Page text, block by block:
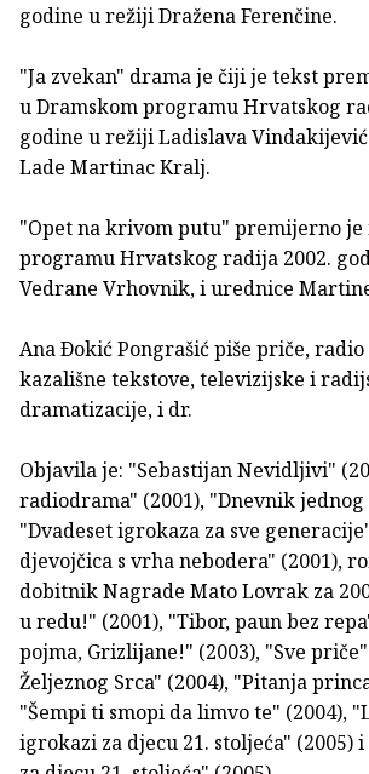
godine u režiji Dražena Ferenčine.
"Ja zvekan" drama je čiji je tekst
u Dramskom programu Hrvatskog
godine u režiji Ladislava
Lade Martinac Kralj.
"Opet na krivom putu" premijerno je
programu Hrvatskog radija 2002.
Vedrane Vrhovnik, i urednice
Ana Ðokić Pongrašić piše priče,
kazališne tekstove, televizijske i
dramatizacije, i dr.
Objavila je: "Sebastijan Nevidljivi"
radiodrama" (2001), "Dnevnik jednog
"Dvadeset igrokaza za sve
djevojčica s vrha nebodera" (2001),
dobitnik Nagrade Mato Lovrak za
u redu!" (2001), "Tibor, paun bez
pojma, Grizlijane!" (2003), "Sve
Željeznog Srca" (2004), "Pitanja
"Šempi ti smopi da limvo te" (2004),
igrokazi za djecu 21. stoljeća" (2005)